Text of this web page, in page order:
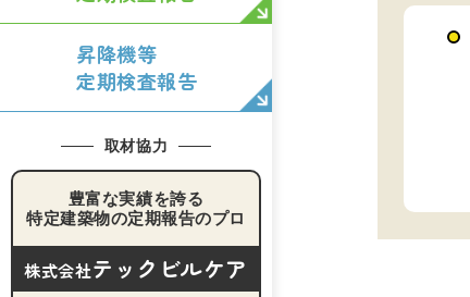
昇降機等
定期検査報告
取材協力
豊富な実績を誇る
特定建築物の定期報告のプロ
株式会社テックビルケア